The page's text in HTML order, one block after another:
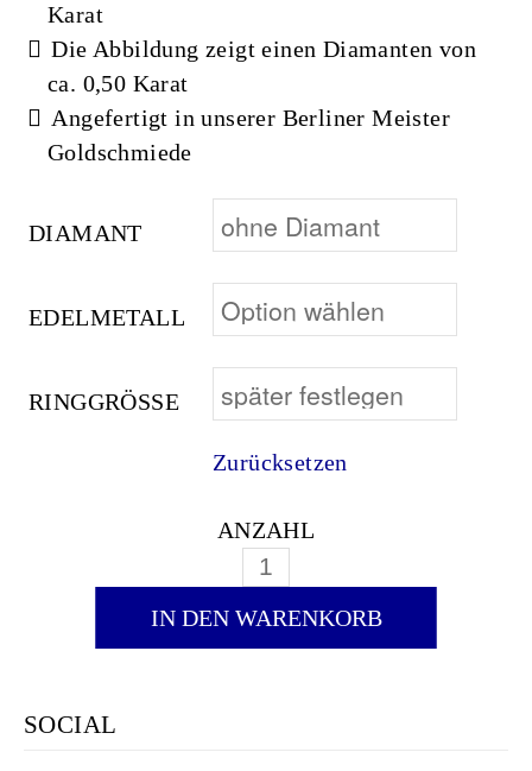
Karat
Die Abbildung zeigt einen Diamanten von
ca. 0,50 Karat
Angefertigt in unserer Berliner Meister
Goldschmiede
DIAMANT
EDELMETALL
RINGGRÖSSE
Zurücksetzen
ANZAHL
DIAMANTRING CAPELLA
IN DEN WARENKORB
SOCIAL